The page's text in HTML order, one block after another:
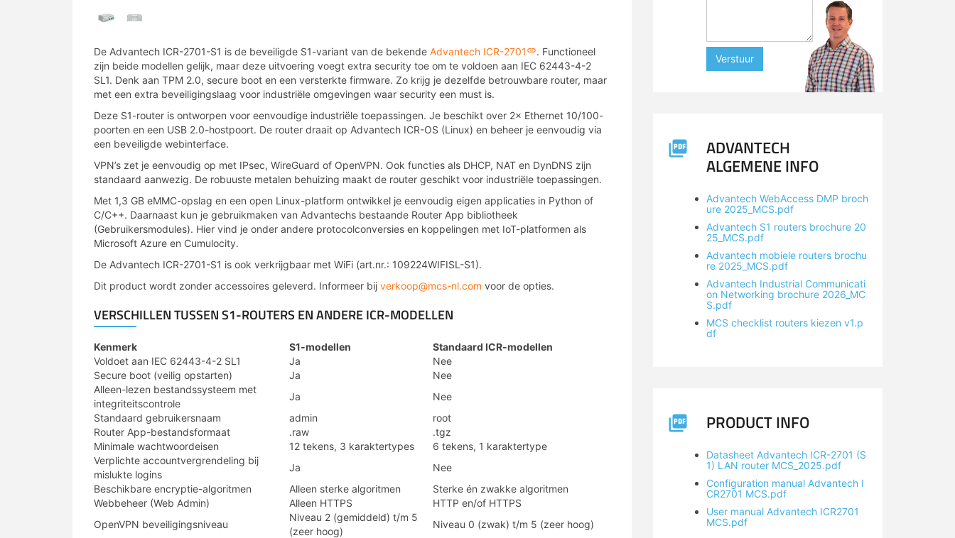
De Advantech ICR-2701-S1 is de beveiligde S1-variant van de bekende Advantech ICR-2701
. Functioneel
zijn beide modellen gelijk, maar deze uitvoering voegt extra security toe om te voldoen aan IEC 62443-4-2
SL1. Denk aan TPM 2.0, secure boot en een versterkte firmware. Zo krijg je dezelfde betrouwbare router, maar
met een extra beveiligingslaag voor industriële omgevingen waar security een must is.
Deze S1-router is ontworpen voor eenvoudige industriële toepassingen. Je beschikt over 2× Ethernet 10/100-
poorten en een USB 2.0-hostpoort. De router draait op Advantech ICR-OS (Linux) en beheer je eenvoudig via
een beveiligde webinterface.
VPN’s zet je eenvoudig op met IPsec, WireGuard of OpenVPN. Ook functies als DHCP, NAT en DynDNS zijn
standaard aanwezig. De robuuste metalen behuizing maakt de router geschikt voor industriële toepassingen.
Met 1,3 GB eMMC-opslag en een open Linux-platform ontwikkel je eenvoudig eigen applicaties in Python of
C/C++. Daarnaast kun je gebruikmaken van Advantechs bestaande Router App bibliotheek
(Gebruikersmodules). Hier vind je onder andere protocolconversies en koppelingen met IoT-platformen als
Microsoft Azure en Cumulocity.
De Advantech ICR-2701-S1 is ook verkrijgbaar met WiFi (art.nr.: 109224WIFISL-S1).
Dit product wordt zonder accessoires geleverd. Informeer bij verkoop@mcs-nl.com voor de opties.
VERSCHILLEN TUSSEN S1-ROUTERS EN ANDERE ICR-MODELLEN
Kenmerk S1-modellen
Standaard ICR-modellen
Voldoet aan IEC 62443-4-2 SL1
Ja
Nee
Secure boot (veilig opstarten)
Ja
Nee
Alleen-lezen bestandssysteem met
integriteitscontrole
Ja
Nee
Standaard gebruikersnaam
admin
root
Router App-bestandsformaat
.raw
.tgz
Minimale wachtwoordeisen
12 tekens, 3 karaktertypes
6 tekens, 1 karaktertype
Verplichte accountvergrendeling bij
mislukte logins
Ja
Nee
Beschikbare encryptie-algoritmen
Alleen sterke algoritmen
Sterke én zwakke algoritmen
Webbeheer (Web Admin)
Alleen HTTPS
HTTP en/of HTTPS
OpenVPN beveiligingsniveau
Niveau 2 (gemiddeld) t/m 5
(zeer hoog)
Niveau 0 (zwak) t/m 5 (zeer hoog)
Verstuur
ADVANTECH
ALGEMENE INFO
Advantech WebAccess DMP broch
ure 2025_MCS.pdf
Advantech S1 routers brochure 20
25_MCS.pdf
Advantech mobiele routers brochu
re 2025_MCS.pdf
Advantech Industrial Communicati
on Networking brochure 2026_MC
S.pdf
MCS checklist routers kiezen v1.p
df
PRODUCT INFO
Datasheet Advantech ICR-2701 (S
1) LAN router MCS_2025.pdf
Configuration manual Advantech I
CR2701 MCS.pdf
User manual Advantech ICR2701
MCS.pdf